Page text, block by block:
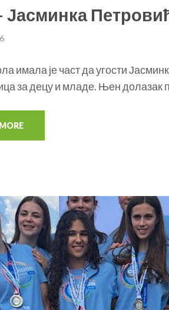
Јасминка
имала је част да угости
за децу и младе. Њен долазак